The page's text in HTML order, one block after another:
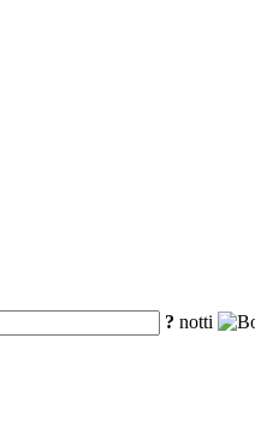
? notti